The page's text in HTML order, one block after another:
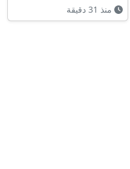
منذ 31 دقيقة